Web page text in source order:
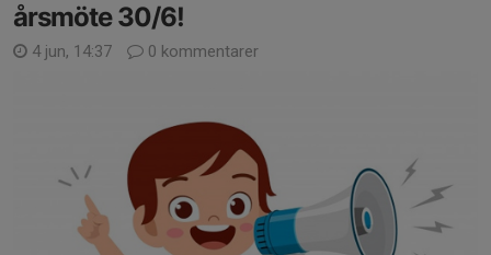
årsmöte 30/6!
4 jun, 14:37 0 kommentarer